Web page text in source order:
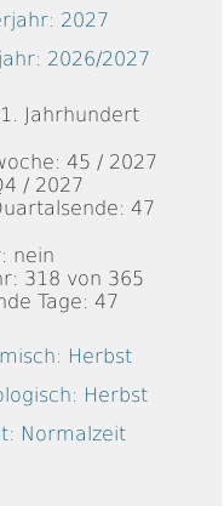
2027
2026/2027
Jahrhundert
45 / 2027
/ 2027
47
nein
318 von 365
Tage: 47
Herbst
Herbst
Normalzeit